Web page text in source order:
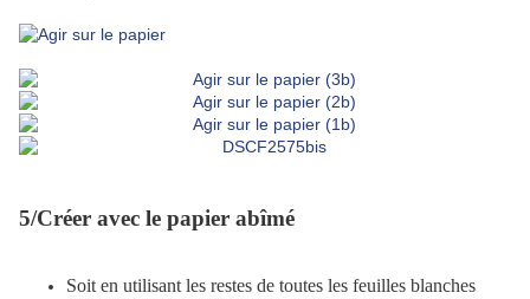
5/Créer avec le papier abîmé
Soit en utilisant les restes de toutes les feuilles blanches